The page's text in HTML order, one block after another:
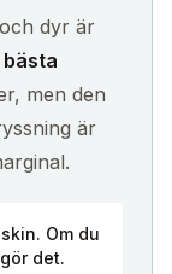
dyr är
men den
är
Om du
det.